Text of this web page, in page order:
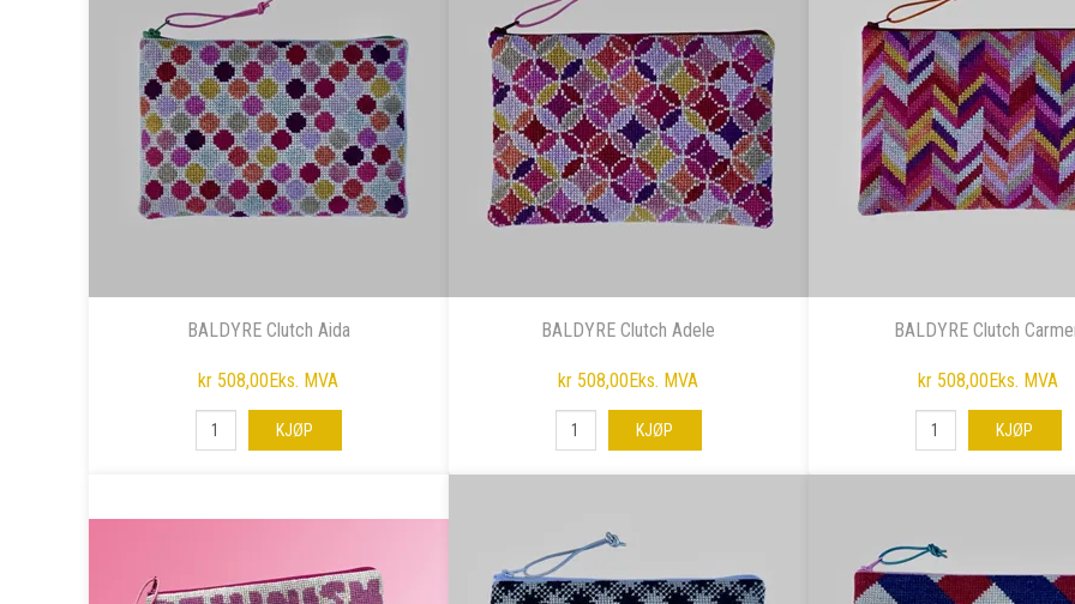
BALDYRE Clutch Aida
kr 508,00Eks. MVA
KJØP
BALDYRE Clutch Adele
kr 508,00Eks. MVA
KJØP
BALDYRE Clutch
kr 508,00Eks. MVA
KJØP